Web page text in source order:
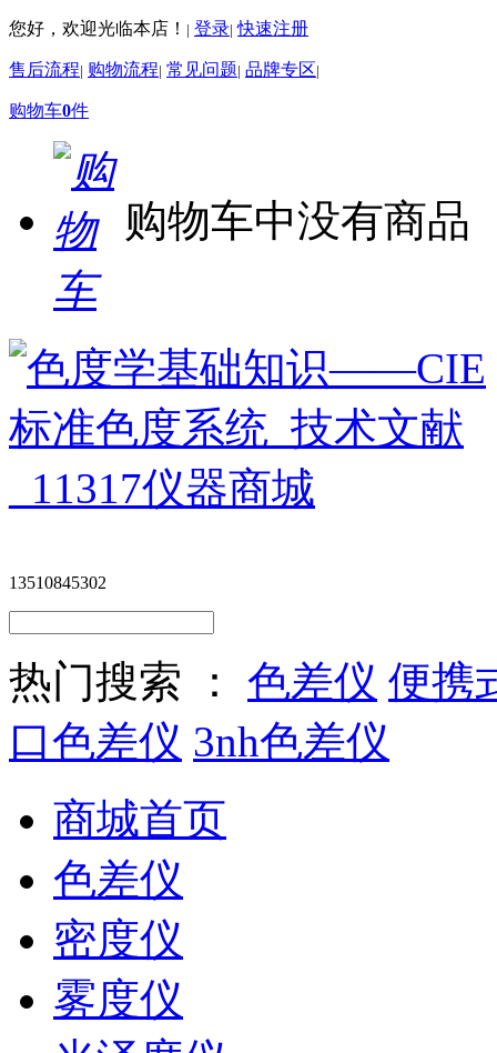
您好，欢迎光临本店！ | 登录| 快速注册
售后流程| 购物流程| 常见问题| 品牌专区|
购物车0件
购物车中没有商品
13510845302
热门搜索 ： 色差仪 便携
口色差仪 3nh色差仪
商城首页
色差仪
密度仪
雾度仪